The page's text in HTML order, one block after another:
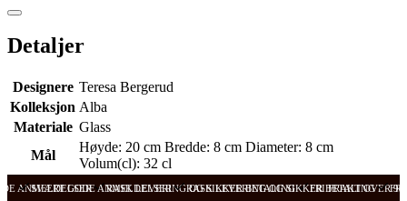
Detaljer
Designere Teresa Bergerud
Kolleksjon Alba
Materiale Glass
Mål
Høyde: 20 cm Bredde: 8 cm Diameter: 8 cm
Volum(cl): 32 cl
ANMELDELSER RASK LEVERING OG SIKKER BETALING FRI FRAKT OVER
SVÆRT GODE ANMELDELSER RASK LEVERING OG SIKKER BETALING